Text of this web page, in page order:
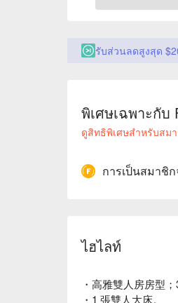
รับส่วนลดสูงสุด
พิเศษเฉพาะกับ
ดูสิทธิพิเศษสำหรับสม
การเป็นสมาชิ
ไฮไลท์
・高雅雙人房房型；
・1 張雙人大床。